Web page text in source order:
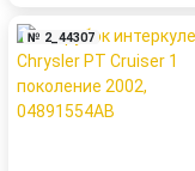
№ 2_44307